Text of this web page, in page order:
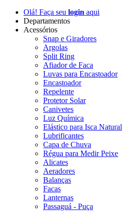
Olá! Faça seu login aqui
Departamentos
Acessórios
Snap e Giradores
Argolas
Split Ring
Afiador de Faca
Luvas para Encastoador
Encastoador
Repelente
Protetor Solar
Canivetes
Luz Química
Elástico para Isca Natural
Lubrificantes
Capa de Chuva
Régua para Medir Peixe
Alicates
Aeradores
Balanças
Facas
Lanternas
Passaguá - Puça